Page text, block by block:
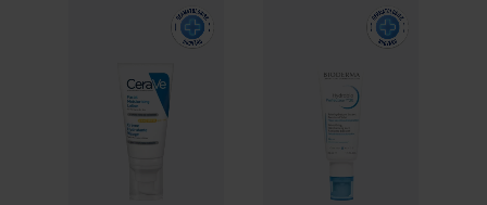
CeraVeFacial Moisturising Lotion SPF50